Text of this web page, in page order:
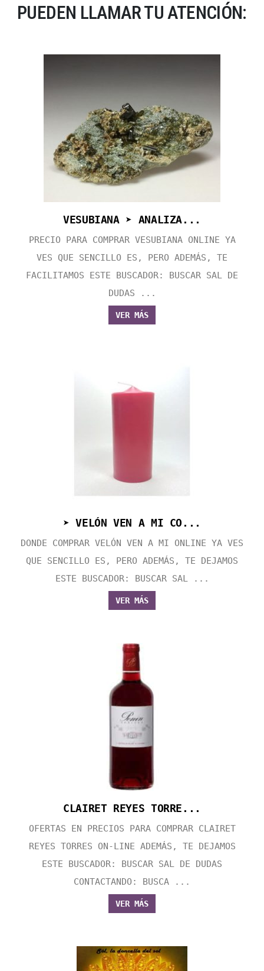
PUEDEN LLAMAR TU ATENCIÓN:
VESUBIANA ➤ ANALIZA...
PRECIO PARA COMPRAR VESUBIANA ONLINE YA
VES QUE SENCILLO ES, PERO ADEMÁS, TE
FACILITAMOS ESTE BUSCADOR: BUSCAR SAL DE
DUDAS ...
VER MÁS
➤ VELÓN VEN A MI CO...
DONDE COMPRAR VELÓN VEN A MI ONLINE YA VES
QUE SENCILLO ES, PERO ADEMÁS, TE DEJAMOS
ESTE BUSCADOR: BUSCAR SAL ...
VER MÁS
CLAIRET REYES TORRE...
OFERTAS EN PRECIOS PARA COMPRAR CLAIRET
REYES TORRES ON-LINE ADEMÁS, TE DEJAMOS
ESTE BUSCADOR: BUSCAR SAL DE DUDAS
CONTACTANDO: BUSCA ...
VER MÁS